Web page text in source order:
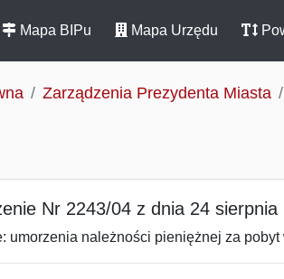
Mapa BIPu Mapa Urzędu
Zarządzenia Prezydenta Miasta
Nr 2243/04 z dnia 24 sierpnia
umorzenia należności pieniężnej za pobyt